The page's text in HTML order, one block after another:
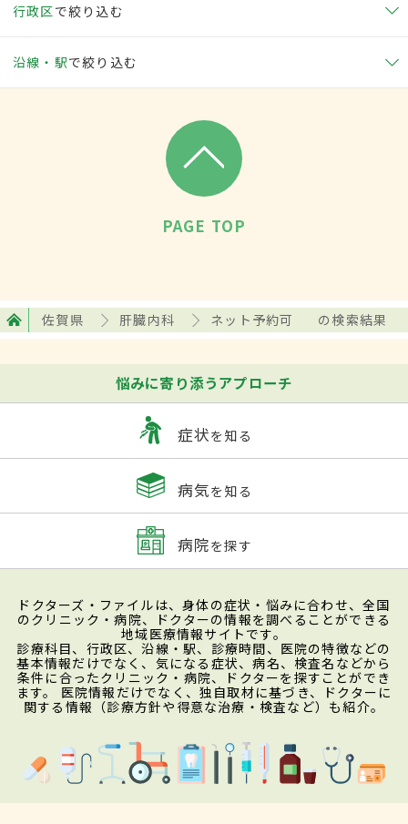
行政区で絞り込む
沿線・駅で絞り込む
PAGE TOP
佐賀県 肝臓内科 ネット予約可 の検索結果
悩みに寄り添うアプローチ
症状を知る
病気を知る
病院を探す
ドクターズ・ファイルは、身体の症状・悩みに合わせ、全国
のクリニック・病院、ドクターの情報を調べることができる
地域医療情報サイトです。
診療科目、行政区、沿線・駅、診療時間、医院の特徴などの
基本情報だけでなく、気になる症状、病名、検査名などから
条件に合ったクリニック・病院、ドクターを探すことができ
ます。 医院情報だけでなく、独自取材に基づき、ドクターに
関する情報（診療方針や得意な治療・検査など）も紹介。